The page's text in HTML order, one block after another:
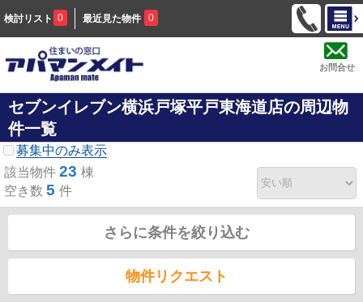
検討リスト 0 最近見た物件 0
お問合せ
セブンイレブン横浜戸塚平戸東海道店の周辺物
件一覧
募集中のみ表示
該当物件 23 棟
空き数 5 件
さらに条件を絞り込む
物件リクエスト